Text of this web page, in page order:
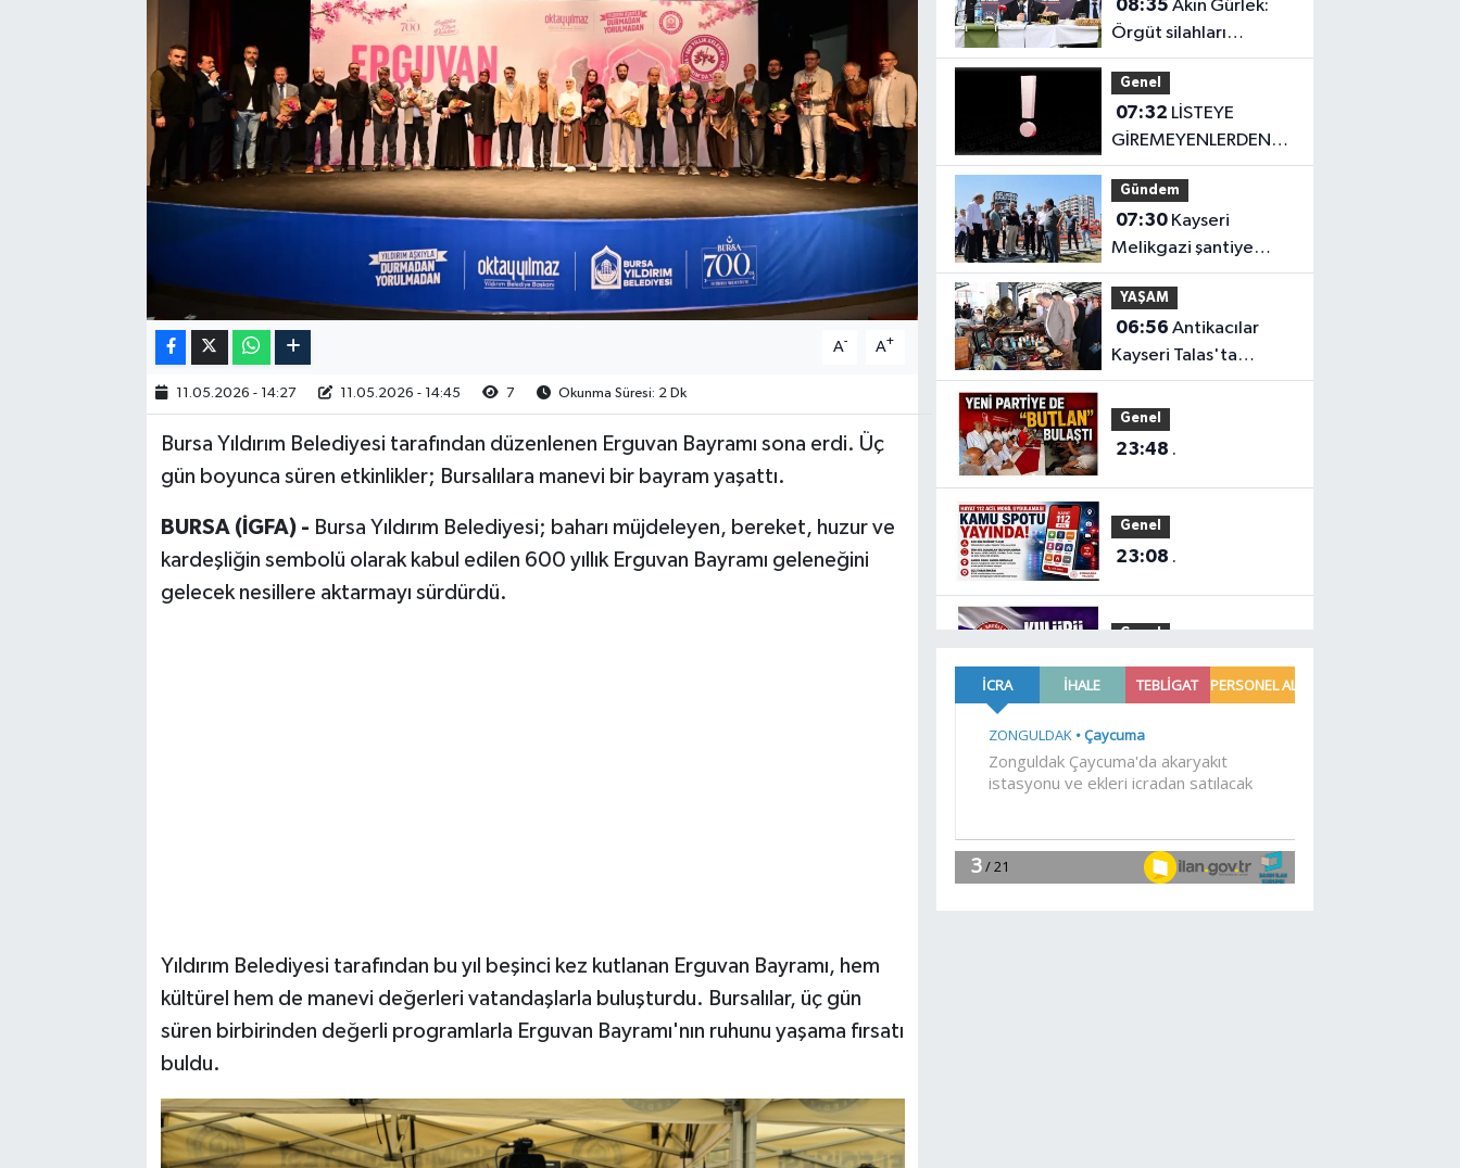
A- A+
11.05.2026 - 14:27 11.05.2026 - 14:45 7 Okunma Süresi: 2 Dk
Bursa Yıldırım Belediyesi tarafından düzenlenen Erguvan Bayramı sona erdi. Üç
gün boyunca süren etkinlikler; Bursalılara manevi bir bayram yaşattı.
BURSA (İGFA) - Bursa Yıldırım Belediyesi; baharı müjdeleyen, bereket, huzur ve
kardeşliğin sembolü olarak kabul edilen 600 yıllık Erguvan Bayramı geleneğini
gelecek nesillere aktarmayı sürdürdü.
Yıldırım Belediyesi tarafından bu yıl beşinci kez kutlanan Erguvan Bayramı, hem
kültürel hem de manevi değerleri vatandaşlarla buluşturdu. Bursalılar, üç gün
süren birbirinden değerli programlarla Erguvan Bayramı'nın ruhunu yaşama fırsatı
buldu.
08:35 Akın Gürlek:
Örgüt silahları
bırakacak, mağaraları
boşaltacak
Genel
07:32
GİREMEYENLERDEN
SERT AÇIKLAMA
Gündem
07:30
Melikgazi şantiye
alanına döndü
YAŞAM
06:56 Antikacılar
Kayseri Talas'ta
buluşuyor
Genel
23:48 .
Genel
23:08 .
Genel
21:21.
21:01 Moritanyalı
öğrencilerden MEB'e
20:57 Bakan Tekin